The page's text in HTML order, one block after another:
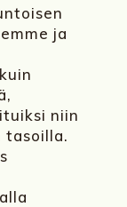
ja
niin
tasoilla.